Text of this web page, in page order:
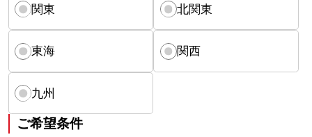
関東 北関東
東海 関西
九州
ご希望条件